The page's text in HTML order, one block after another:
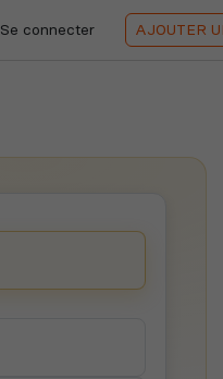
Se connecter AJOUTER